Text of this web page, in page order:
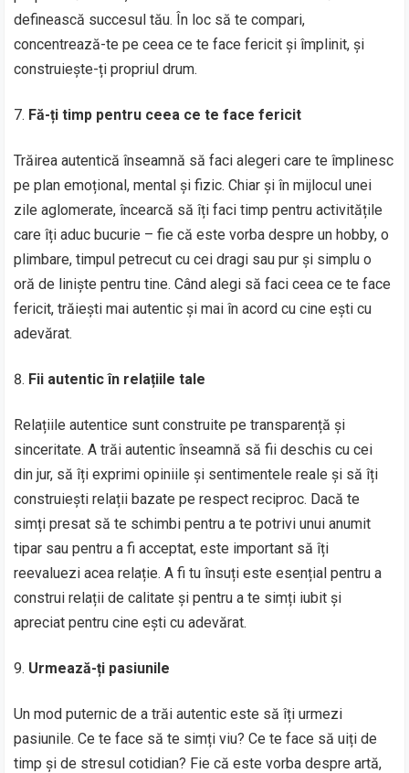
definească succesul tău. În loc să te compari,
concentrează-te pe ceea ce te face fericit și împlinit, și
construiește-ți propriul drum.
Fă-ți timp pentru ceea ce te face fericit
Trăirea autentică înseamnă să faci alegeri care te împlinesc
pe plan emoțional, mental și fizic. Chiar și în mijlocul unei
zile aglomerate, încearcă să îți faci timp pentru activitățile
care îți aduc bucurie – fie că este vorba despre un hobby, o
plimbare, timpul petrecut cu cei dragi sau pur și simplu o
oră de liniște pentru tine. Când alegi să faci ceea ce te face
fericit, trăiești mai autentic și mai în acord cu cine ești cu
adevărat.
Fii autentic în relațiile tale
Relațiile autentice sunt construite pe transparență și
sinceritate. A trăi autentic înseamnă să fii deschis cu cei
din jur, să îți exprimi opiniile și sentimentele reale și să îți
construiești relații bazate pe respect reciproc. Dacă te
simți presat să te schimbi pentru a te potrivi unui anumit
tipar sau pentru a fi acceptat, este important să îți
reevaluezi acea relație. A fi tu însuți este esențial pentru a
construi relații de calitate și pentru a te simți iubit și
apreciat pentru cine ești cu adevărat.
Urmează-ți pasiunile
Un mod puternic de a trăi autentic este să îți urmezi
pasiunile. Ce te face să te simți viu? Ce te face să uiți de
timp și de stresul cotidian? Fie că este vorba despre artă,